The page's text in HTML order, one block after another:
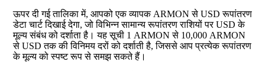
ऊपर दी गई तालिका में, आपको एक व्यापक ARMON से USD रूपांतरण
डेटा चार्ट दिखाई देगा, जो विभिन्न सामान्य रूपांतरण राशियों पर USD के
मूल्य संबंध को दर्शाता है। यह सूची 1 ARMON से 10,000 ARMON
से USD तक की विनिमय दरों को दर्शाती है, जिससे आप प्रत्येक रूपांतरण
के मूल्य को स्पष्ट रूप से समझ सकते हैं।